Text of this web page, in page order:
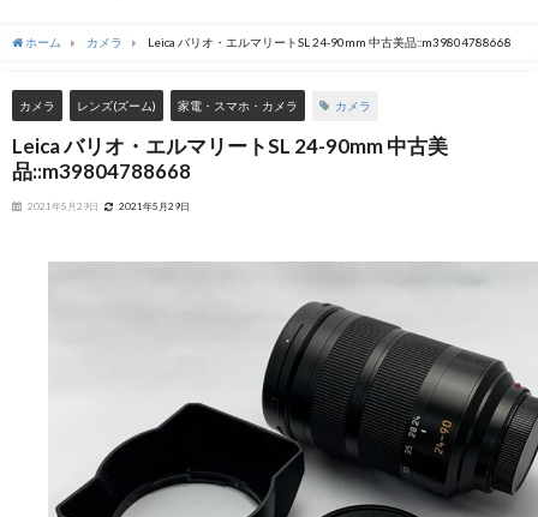
ホーム カメラ Leica バリオ・エルマリートSL 24-90mm 中古美品::m39804788668
カメラ レンズ(ズーム) 家電・スマホ・カメラ カメラ
Leica バリオ・エルマリートSL 24-90mm 中古美
品::m39804788668
2021年5月29日 2021年5月29日